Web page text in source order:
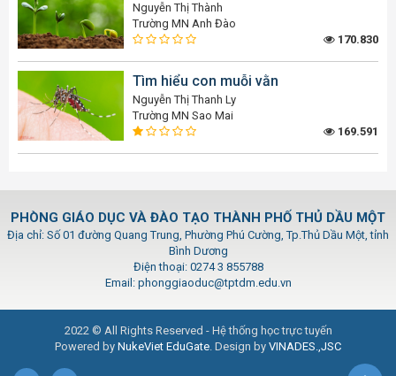
Nguyễn Thị Thành
Trường MN Anh Đào
170.830
Tìm hiểu con muỗi vằn
Nguyễn Thị Thanh Ly
Trường MN Sao Mai
169.591
PHÒNG GIÁO DỤC VÀ ĐÀO TẠO THÀNH PHỐ THỦ DẦU MỘT
Địa chỉ: Số 01 đường Quang Trung, Phường Phú Cường, Tp.Thủ Dầu Một, tỉnh
Bình Dương
Điện thoại: 0274 3 855788
Email: phonggiaoduc@tptdm.edu.vn
2022 © All Rights Reserved - Hệ thống học trực tuyến
Powered by NukeViet EduGate. Design by VINADES.,JSC